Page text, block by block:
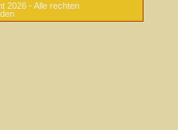
2026 - Alle rechten